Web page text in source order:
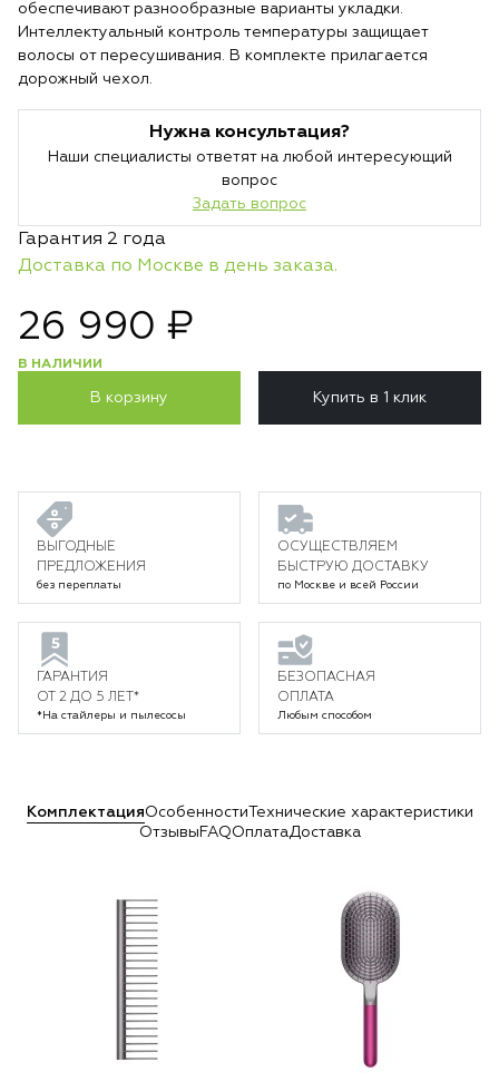
обеспечивают разнообразные варианты укладки.
Интеллектуальный контроль температуры защищает
волосы от пересушивания. В комплекте прилагается
дорожный чехол.
Нужна консультация?
Наши специалисты ответят на любой интересующий
вопрос
Задать вопрос
Гарантия 2 года
Доставка по Москве в день заказа.
26 990 ₽
В НАЛИЧИИ
В корзину Купить в 1 клик
ВЫГОДНЫЕ
ПРЕДЛОЖЕНИЯ
без переплаты
ОСУЩЕСТВЛЯЕМ
БЫСТРУЮ ДОСТАВКУ
по Москве и всей России
ГАРАНТИЯ
ОТ 2 ДО 5 ЛЕТ*
*На стайлеры и пылесосы
БЕЗОПАСНАЯ
ОПЛАТА
Любым способом
КомплектацияОсобенности Технические характеристики
Отзывы FAQОплатаДоставка